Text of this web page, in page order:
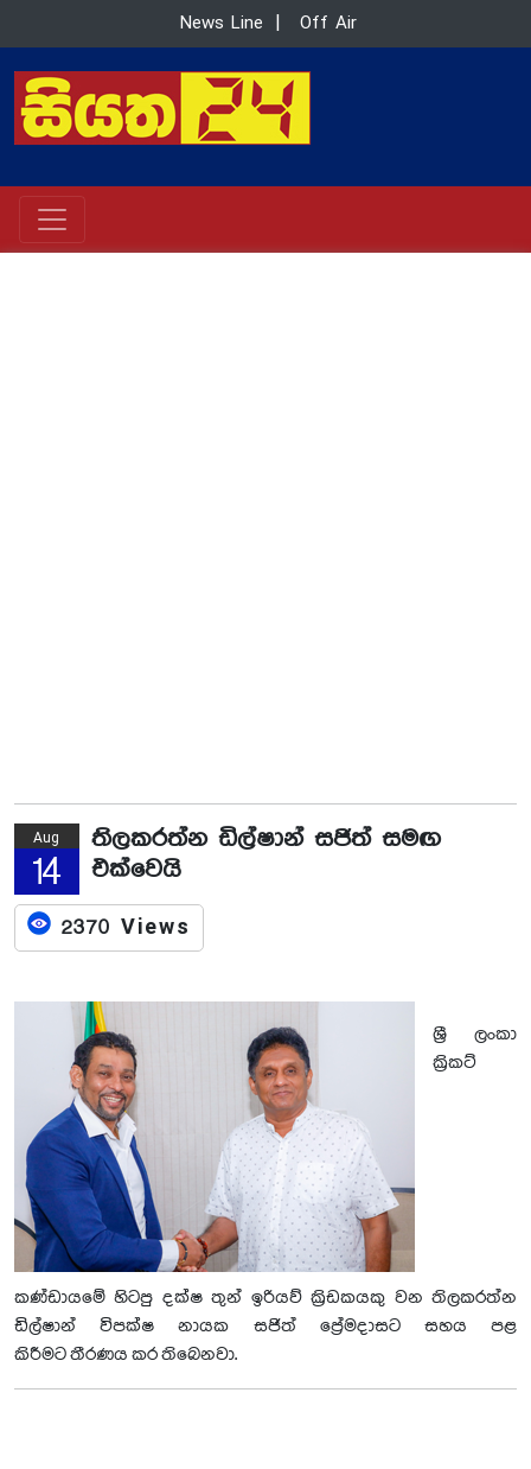
News Line Off Air
Aug
14
තිලකරත්න ඩිල්ෂාන් සජිත් සමඟ
එක්වෙයි
2370 Views
ශ්‍රී ලංකා
ක්‍රිකට්
කණ්ඩායමේ හිටපු දක්ෂ තුන් ඉරියව් ක්‍රිඩකයකු වන තිලකරත්න
ඩිල්ෂාන් විපක්ෂ නායක සජිත් ප්‍රේමදාසට සහය පළ
කිරීමට තීරණය කර තිබෙනවා.